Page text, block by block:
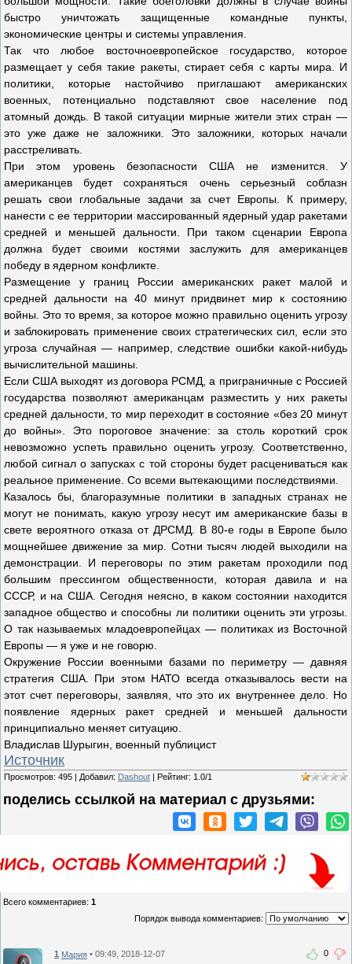
быстро уничтожать защищенные командные пункты,
экономические центры и системы управления.
Так что любое восточноевропейское государство, которое
размещает у себя такие ракеты, стирает себя с карты мира. И
политики, которые настойчиво приглашают американских
военных, потенциально подставляют свое население под
атомный дождь. В такой ситуации мирные жители этих стран —
это уже даже не заложники. Это заложники, которых начали
расстреливать.
При этом уровень безопасности США не изменится. У
американцев будет сохраняться очень серьезный соблазн
решать свои глобальные задачи за счет Европы. К примеру,
нанести с ее территории массированный ядерный удар ракетами
средней и меньшей дальности. При таком сценарии Европа
должна будет своими костями заслужить для американцев
победу в ядерном конфликте.
Размещение у границ России американских ракет малой и
средней дальности на 40 минут придвинет мир к состоянию
войны. Это то время, за которое можно правильно оценить угрозу
и заблокировать применение своих стратегических сил, если это
угроза случайная — например, следствие ошибки какой-нибудь
вычислительной машины.
Если США выходят из договора РСМД, а приграничные с Россией
государства позволяют американцам разместить у них ракеты
средней дальности, то мир переходит в состояние «без 20 минут
до войны». Это пороговое значение: за столь короткий срок
невозможно успеть правильно оценить угрозу. Соответственно,
любой сигнал о запусках с той стороны будет расцениваться как
реальное применение. Со всеми вытекающими последствиями.
Казалось бы, благоразумные политики в западных странах не
могут не понимать, какую угрозу несут им американские базы в
свете вероятного отказа от ДРСМД. В 80-е годы в Европе было
мощнейшее движение за мир. Сотни тысяч людей выходили на
демонстрации. И переговоры по этим ракетам проходили под
большим прессингом общественности, которая давила и на
СССР, и на США. Сегодня неясно, в каком состоянии находится
западное общество и способны ли политики оценить эти угрозы.
О так называемых младоевропейцах — политиках из Восточной
Европы — я уже и не говорю.
Окружение России военными базами по периметру — давняя
стратегия США. При этом НАТО всегда отказывалось вести на
этот счет переговоры, заявляя, что это их внутреннее дело. Но
появление ядерных ракет средней и меньшей дальности
принципиально меняет ситуацию.
Владислав Шурыгин, военный публицист
Источник
Просмотров: 495 | Добавил: Dashout | Рейтинг: 1.0/1
поделись ссылкой на материал c друзьями:
Всего комментариев: 1
Порядок вывода комментариев:
0
1 Мария • 09:49, 2018-12-07